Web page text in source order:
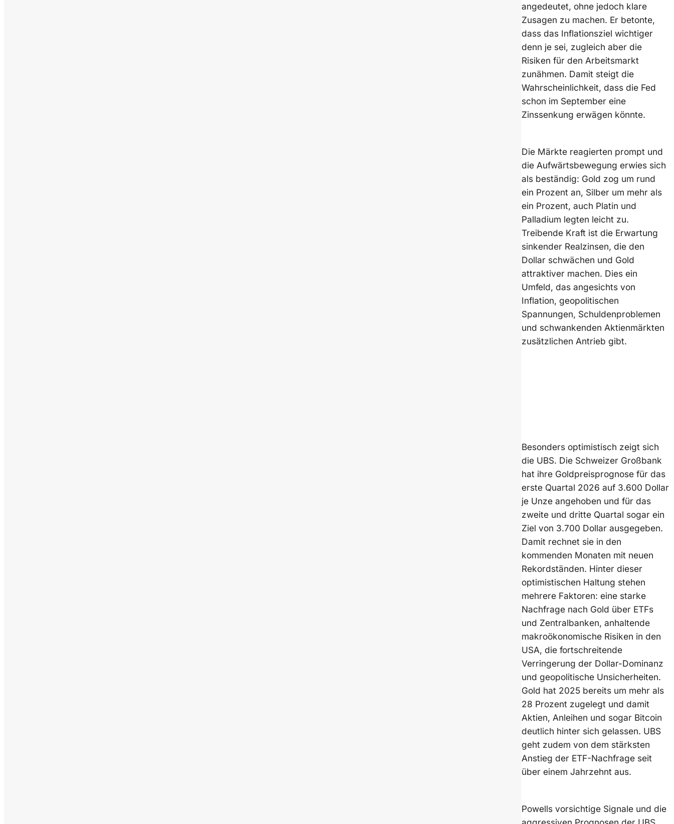
angedeutet, ohne jedoch klare
Zusagen zu machen. Er betonte,
dass das Inflationsziel wichtiger
denn je sei, zugleich aber die
Risiken für den Arbeitsmarkt
zunähmen. Damit steigt die
Wahrscheinlichkeit, dass die Fed
schon im September eine
Zinssenkung erwägen könnte.
Die Märkte reagierten prompt und
die Aufwärtsbewegung erwies sich
als beständig: Gold zog um rund
ein Prozent an, Silber um mehr als
ein Prozent, auch Platin und
Palladium legten leicht zu.
Treibende Kraft ist die Erwartung
sinkender Realzinsen, die den
Dollar schwächen und Gold
attraktiver machen. Dies ein
Umfeld, das angesichts von
Inflation, geopolitischen
Spannungen, Schuldenproblemen
und schwankenden Aktienmärkten
zusätzlichen Antrieb gibt.
Besonders optimistisch zeigt sich
die UBS. Die Schweizer Großbank
hat ihre Goldpreisprognose für das
erste Quartal 2026 auf 3.600 Dollar
je Unze angehoben und für das
zweite und dritte Quartal sogar ein
Ziel von 3.700 Dollar ausgegeben.
Damit rechnet sie in den
kommenden Monaten mit neuen
Rekordständen. Hinter dieser
optimistischen Haltung stehen
mehrere Faktoren: eine starke
Nachfrage nach Gold über ETFs
und Zentralbanken, anhaltende
makroökonomische Risiken in den
USA, die fortschreitende
Verringerung der Dollar-Dominanz
und geopolitische Unsicherheiten.
Gold hat 2025 bereits um mehr als
28 Prozent zugelegt und damit
Aktien, Anleihen und sogar Bitcoin
deutlich hinter sich gelassen. UBS
geht zudem von dem stärksten
Anstieg der ETF-Nachfrage seit
über einem Jahrzehnt aus.
Powells vorsichtige Signale und die